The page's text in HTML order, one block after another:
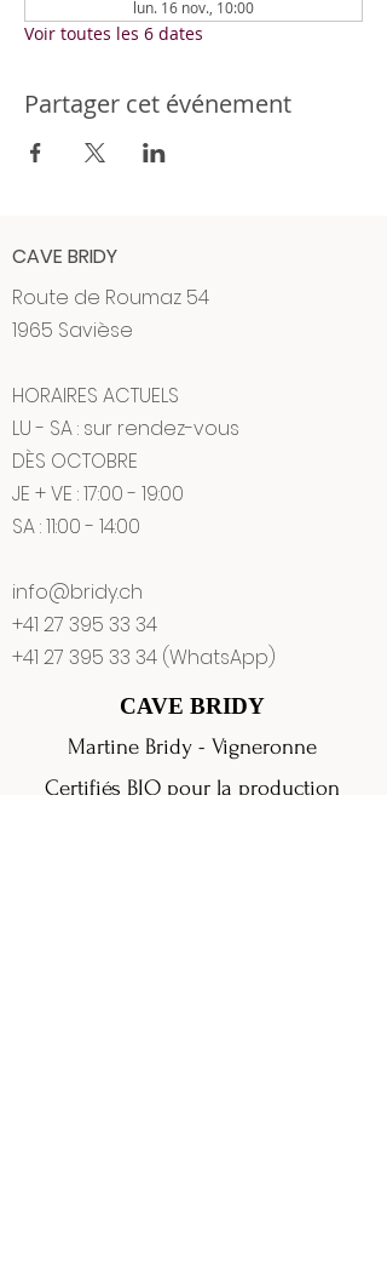
lun. 16 nov., 10:00
Voir toutes les 6 dates
Partager cet événement
CAVE BRIDY
Route de Roumaz 54
1965 Savièse
HORAIRES ACTUELS
LU - SA : sur rendez-vous
DÈS OCTOBRE
JE + VE : 17:00 - 19:00
SA : 11:00 - 14:00
info@bridy.ch
+41 27 395 33 34
+41 27 395 33 34 (WhatsApp)
CAVE BRIDY
Martine Bridy - Vigneronne
Certifiés BIO pour la production